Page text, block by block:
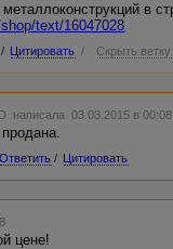
в
text/16047028
/ Цитировать / Скрыть ветку
написала 03.03.2015 в
Ответить / Цитировать
цене!